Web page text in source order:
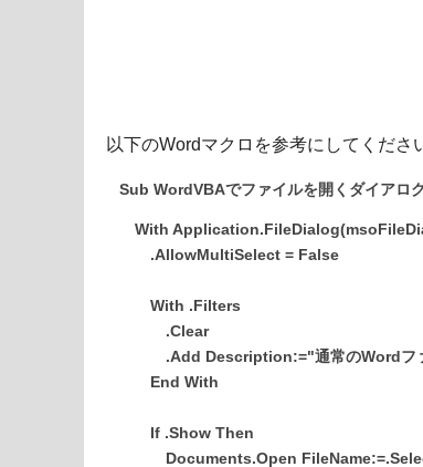
以下のWordマクロを参考にしてくださ
Sub WordVBAでファイルを開くダイアロ
With
.AllowMultiSelect = False
With .Filters
.Clear
.Add Description:="通常のWordフ
End With
If .Show Then
Documents.Open